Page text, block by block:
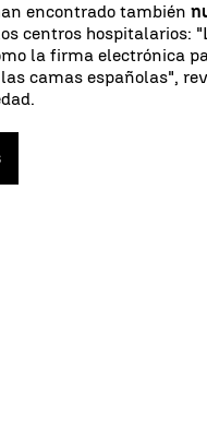
encontrado también
centros hospitalarios:
la firma electrónica
camas españolas",